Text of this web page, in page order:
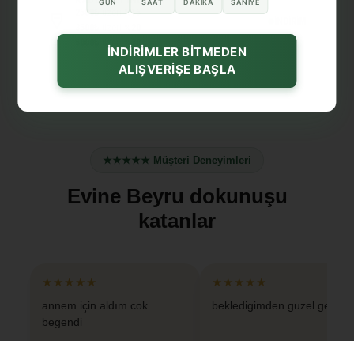
2500₺üzeri%15
üzeri %30
★★★★★ Müşteri Deneyimleri
Evine Beyru dokunuşu
katanlar
★★★★★
annem için aldım cok
begendi
★★★★★
bekledigimden guzel geldi
İNDİRİMLER BİTMEDEN
ALIŞVERİŞE BAŞLA